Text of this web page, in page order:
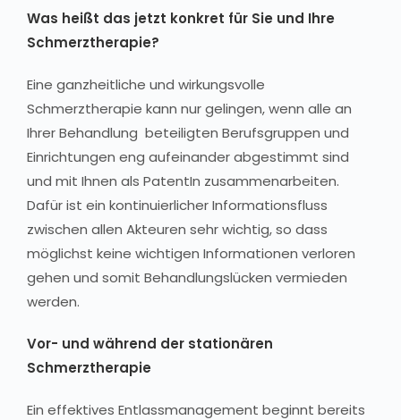
Was heißt das jetzt konkret für Sie und Ihre
Schmerztherapie?
Eine ganzheitliche und wirkungsvolle
Schmerztherapie kann nur gelingen, wenn alle an
Ihrer Behandlung beteiligten Berufsgruppen und
Einrichtungen eng aufeinander abgestimmt sind
und mit Ihnen als PatentIn zusammenarbeiten.
Dafür ist ein kontinuierlicher Informationsfluss
zwischen allen Akteuren sehr wichtig, so dass
möglichst keine wichtigen Informationen verloren
gehen und somit Behandlungslücken vermieden
werden.
Vor- und während der stationären
Schmerztherapie
Ein effektives Entlassmanagement beginnt bereits